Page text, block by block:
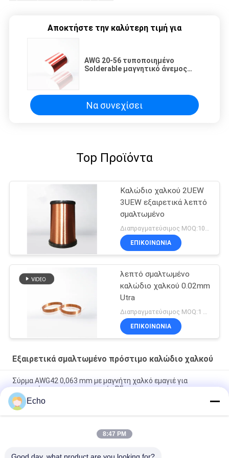
Αποκτήστε την καλύτερη τιμή για
AWG 20-56 τυποποιημένο
Solderable μαγνητικό άνεμος
ηλεκτρονόμους/
μετασχηματιστής
Να συνεχίσει
Top Προϊόντα
Καλώδιο χαλκού 2UEW
3UEW εξαιρετικά λεπτό
σμαλτωμένο
Διαπραγματεύσιμος MOQ:10 χιλιόγραμμο/χιλιόγραμμα
ΕΠΙΚΟΙΝΩΝΙΑ
λεπτό σμαλτωμένο
καλώδιο χαλκού 0.02mm
Utra
ΕΠΙΚΟΙΝΩΝΙΑ
Εξαιρετικά σμαλτωμένο πρόστιμο καλώδιο χαλκού
Σύρμα AWG42 0,063 mm με μαγνήτη χαλκό εμαγιέ για
μινιατούρες μετασχηματιστές RF
Πολυουρεθάνη 0,06mm 155°C/180°C Εμαγιέ στρογγυλό σύρμα
χαλκού για στερεό μονωμένο χαλκό υψηλής καθαρότητας
Σύρμα μαγνήτη χαλκού 0,032 mm για αισθητήρες ρεύματος
Echo
8:47 PM